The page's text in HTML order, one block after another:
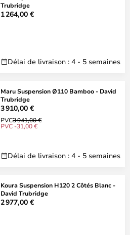
Trubridge
1 264,00 €
Délai de livraison : 4 - 5 semaines
Maru Suspension Ø110 Bamboo - David
Trubridge
3 910,00 €
PVC3 941,00 €
PVC -31,00 €
Délai de livraison : 4 - 5 semaines
Koura Suspension H120 2 Côtés Blanc -
David Trubridge
2 977,00 €